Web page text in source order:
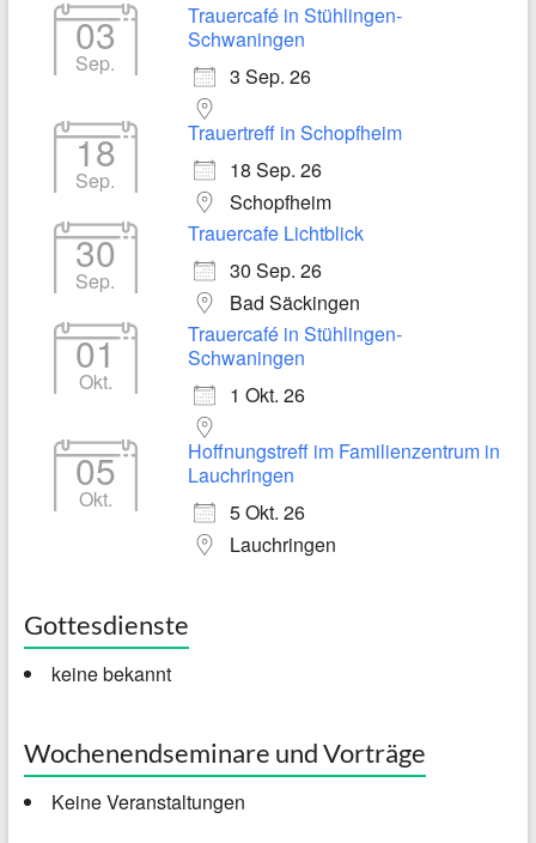
03
Sep.
Trauercafé in Stühlingen-
Schwaningen
3 Sep. 26
18
Sep.
Trauertreff in Schopfheim
18 Sep. 26
Schopfheim
30
Sep.
Trauercafe Lichtblick
30 Sep. 26
Bad Säckingen
01
Okt.
Trauercafé in Stühlingen-
Schwaningen
1 Okt. 26
05
Okt.
Hoffnungstreff im Familienzentrum in
Lauchringen
5 Okt. 26
Lauchringen
Gottesdienste
keine bekannt
Wochenendseminare und Vorträge
Keine Veranstaltungen